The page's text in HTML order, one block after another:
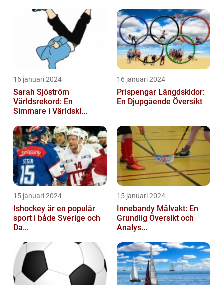
16 januari 2024
Sarah Sjöström
Världsrekord: En
Simmare i Världskl...
16 januari 2024
Prispengar Längdskidor:
En Djupgående Översikt
15 januari 2024
Ishockey är en populär
sport i både Sverige och
Da...
15 januari 2024
Innebandy Målvakt: En
Grundlig Översikt och
Analys...